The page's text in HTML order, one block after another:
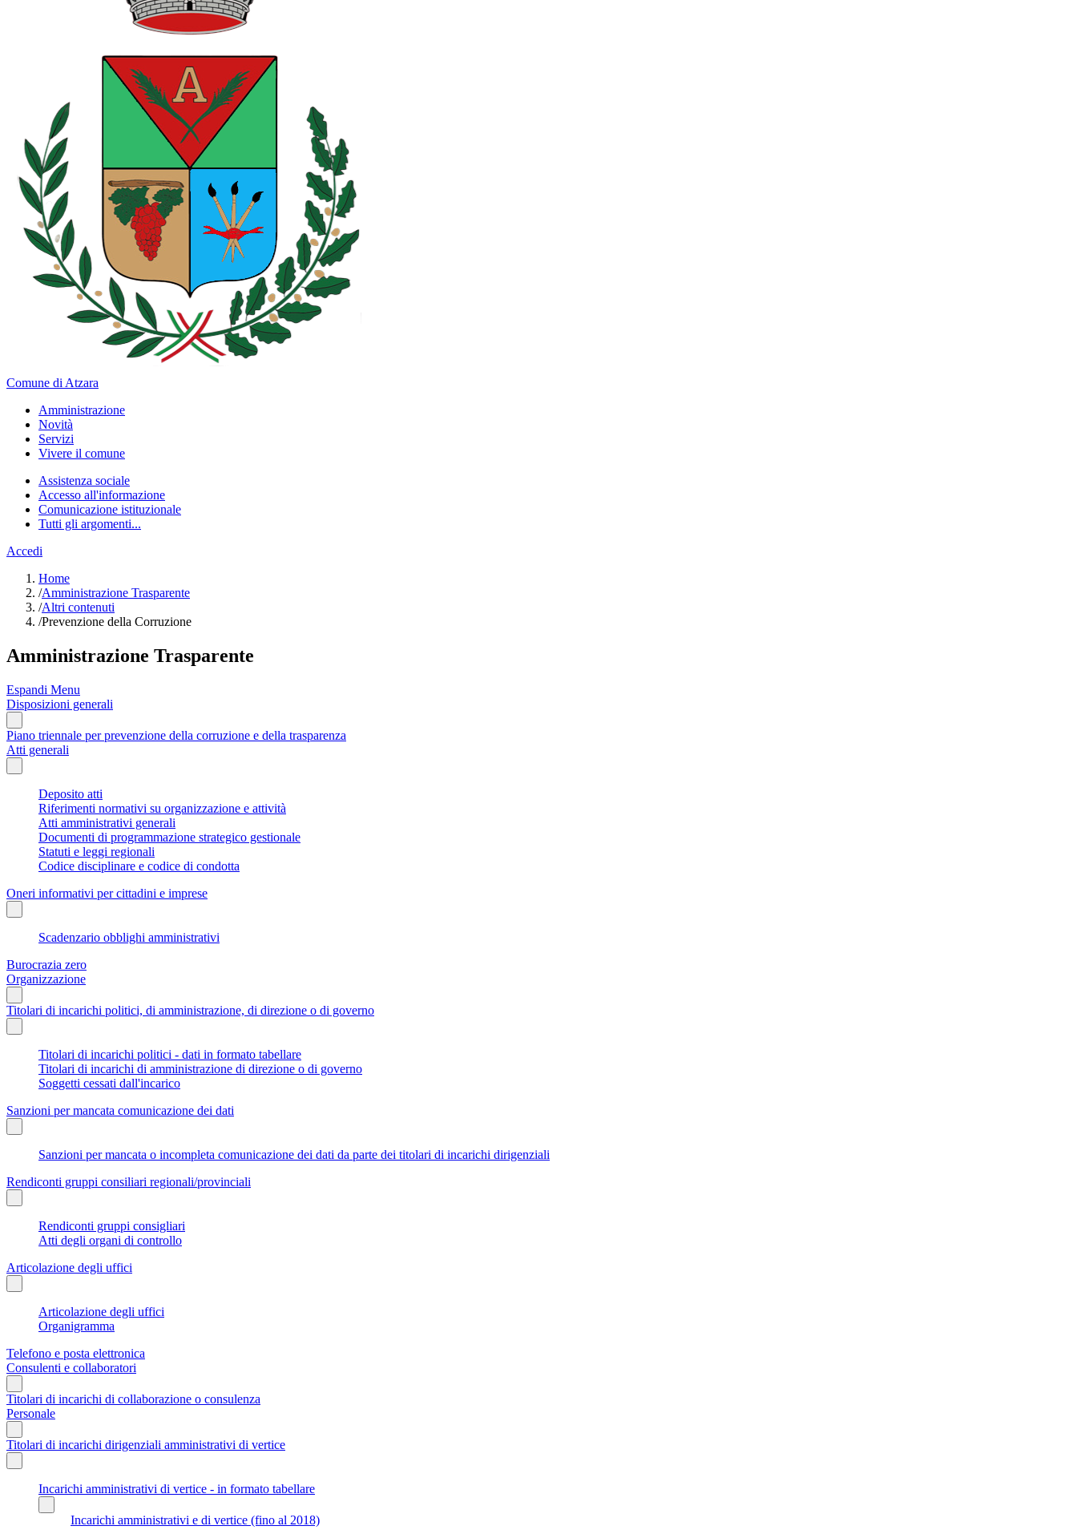
Comune di Atzara
Amministrazione
Novità
Servizi
Vivere il comune
Assistenza sociale
Accesso all'informazione
Comunicazione istituzionale
Tutti gli argomenti...
Accedi
Home
/Amministrazione Trasparente
/Altri contenuti
/Prevenzione della Corruzione
Amministrazione Trasparente
Espandi Menu
Disposizioni generali
Piano triennale per prevenzione della corruzione e della trasparenza
Atti generali
Deposito atti
Riferimenti normativi su organizzazione e attività
Atti amministrativi generali
Documenti di programmazione strategico gestionale
Statuti e leggi regionali
Codice disciplinare e codice di condotta
Oneri informativi per cittadini e imprese
Scadenzario obblighi amministrativi
Burocrazia zero
Organizzazione
Titolari di incarichi politici, di amministrazione, di direzione o di governo
Titolari di incarichi politici - dati in formato tabellare
Titolari di incarichi di amministrazione di direzione o di governo
Soggetti cessati dall'incarico
Sanzioni per mancata comunicazione dei dati
Sanzioni per mancata o incompleta comunicazione dei dati da parte dei titolari di incarichi dirigenziali
Rendiconti gruppi consiliari regionali/provinciali
Rendiconti gruppi consigliari
Atti degli organi di controllo
Articolazione degli uffici
Articolazione degli uffici
Organigramma
Telefono e posta elettronica
Consulenti e collaboratori
Titolari di incarichi di collaborazione o consulenza
Personale
Titolari di incarichi dirigenziali amministrativi di vertice
Incarichi amministrativi di vertice - in formato tabellare
Incarichi amministrativi e di vertice (fino al 2018)